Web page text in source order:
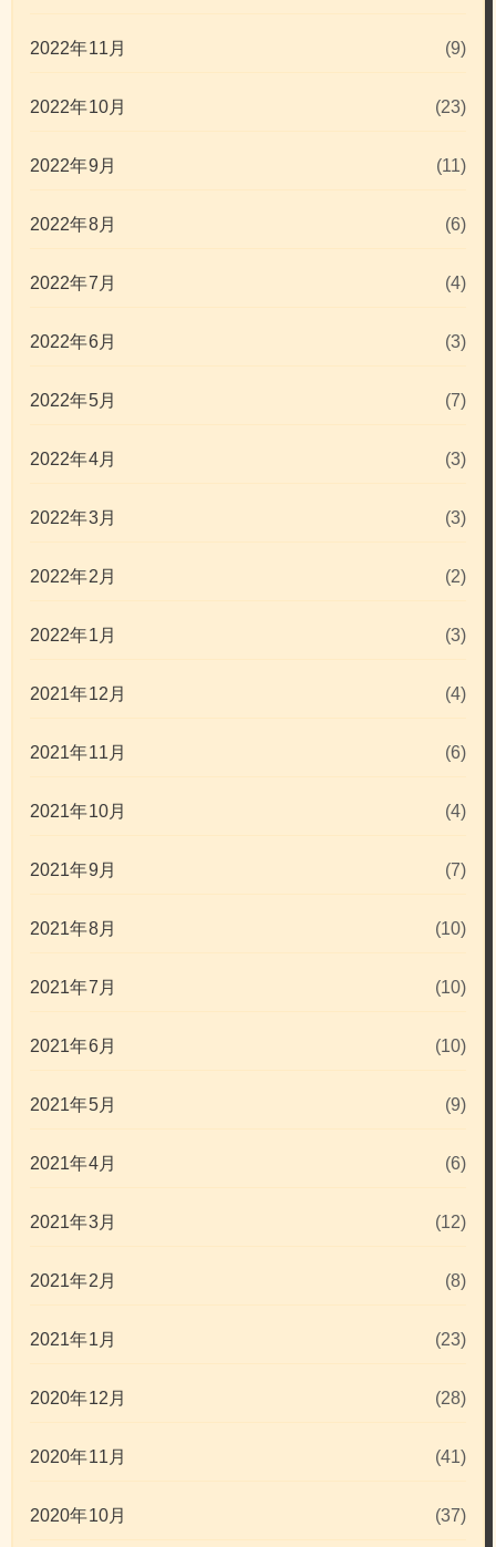
2022年11月 (9)
2022年10月 (23)
2022年9月 (11)
2022年8月 (6)
2022年7月 (4)
2022年6月 (3)
2022年5月 (7)
2022年4月 (3)
2022年3月 (3)
2022年2月 (2)
2022年1月 (3)
2021年12月 (4)
2021年11月 (6)
2021年10月 (4)
2021年9月 (7)
2021年8月 (10)
2021年7月 (10)
2021年6月 (10)
2021年5月 (9)
2021年4月 (6)
2021年3月 (12)
2021年2月 (8)
2021年1月 (23)
2020年12月 (28)
2020年11月 (41)
2020年10月 (37)